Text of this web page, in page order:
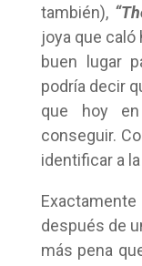
también),
joya que caló
buen lugar
podría decir
que hoy
conseguir.
identificar a
después de
más pena